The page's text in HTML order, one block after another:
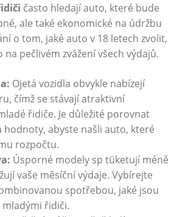
často hledají auto, které bude
ale také ekonomické na údržbu
o tom, jaké auto v 18 letech zvolit,
pečlivém zvážení všech výdajů.
Ojetá vozidla obvykle nabízejí
čímž se stávají atraktivní
řidiče. Je důležité porovnat
hodnoty, abyste našli auto, které
rozpočtu.
Úsporné modely sp tüketují méně
vaše měsíční výdaje. Vybírejte
spotřebou, jaké jsou
řidiči.